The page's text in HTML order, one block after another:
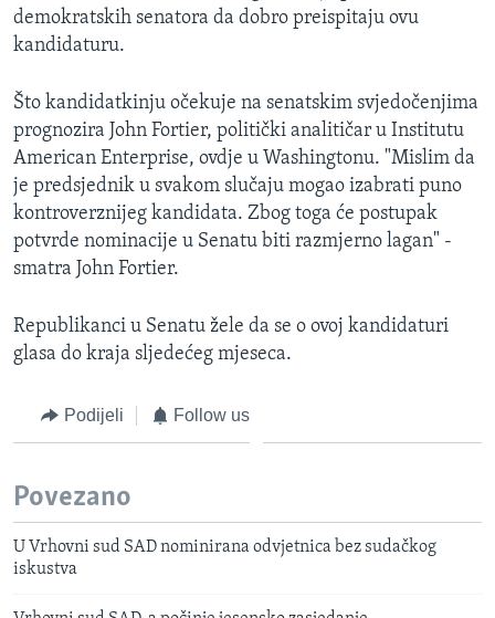
demokratskih senatora da dobro preispitaju ovu
kandidaturu.
Što kandidatkinju očekuje na senatskim svjedočenjima
prognozira John Fortier, politički analitičar u Institutu
American Enterprise, ovdje u Washingtonu. "Mislim da
je predsjednik u svakom slučaju mogao izabrati puno
kontroverznijeg kandidata. Zbog toga će postupak
potvrde nominacije u Senatu biti razmjerno lagan" -
smatra John Fortier.
Republikanci u Senatu žele da se o ovoj kandidaturi
glasa do kraja sljedećeg mjeseca.
Podijeli Follow us
Povezano
U Vrhovni sud SAD nominirana odvjetnica bez sudačkog
iskustva